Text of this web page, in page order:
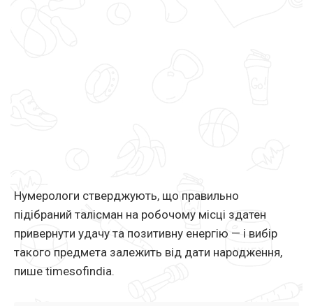
Нумерологи стверджують, що правильно
підібраний талісман на робочому місці здатен
привернути удачу та позитивну енергію — і вибір
такого предмета залежить від дати народження,
пише timesofindia.